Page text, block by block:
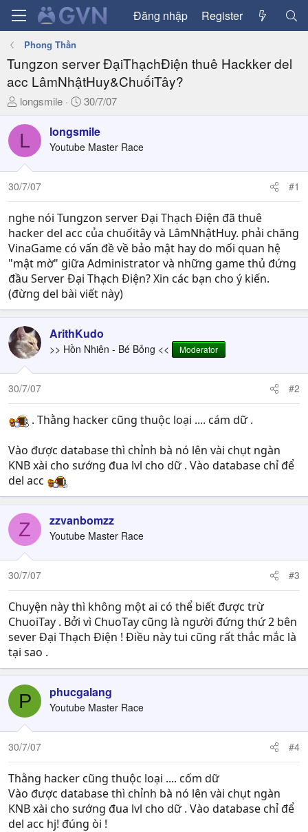
Đăng nhập Register
Phong Thần
Tungzon server ĐạiThạchĐiện thuê Hackker del
acc LâmNhậtHuy&ChuốiTây?
T
r
e
a
d
s
t
a
r
t
e
r
longsmile
N
à
y
ử
30/7/07
L longsmile
Youtube Master Race
30/7/07 #1
nghe nói Tungzon server Đại Thạch Điện đã thuê
hacker del acc của chuốitây và LâmNhậtHuy. phải chăng
VinaGame có vấn đề về bảo mật hay do mối quan hệ
"mật mờ" giữa Administrator và những game thủ đứng
đầu Server Đại Thạch Điện? Xin các bạn cho ý kiến.
(đừng del bài viết này)
ArithKudo
>> Hồn Nhiên - Bé Bỏng << Moderator
30/7/07 #2
. Thằng hacker cũng thuộc loại .... cám dữ .
Vào được database thì chỉnh bà nó lên vài chụt ngàn
KNB xài cho sướng đua lvl cho dữ . Vào database chỉ để
del acc
Z zzvanbomzz
Youtube Master Race
30/7/07 #3
Chuyện này thì không một ai có thể biết được trừ
ChuoiTay . Bởi vì ChuoTay cũng là người đứng thứ 2 bên
sever Đại Thạch Điện ! Điều này tui cũng rất thắc mắc là
tại sao .
P phucgalang
Youtube Master Race
30/7/07 #4
Thằng hacker cũng thuộc loại .... cốm dữ
Vào được database thì chỉnh bà nó lên vài chụt ngàn
KNB xài cho sướng đua lvl cho dữ . Vào database chỉ để
del acc hj! đúng òi !